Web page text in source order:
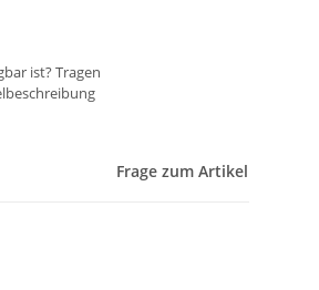
ist? Tragen
Frage zum Artikel